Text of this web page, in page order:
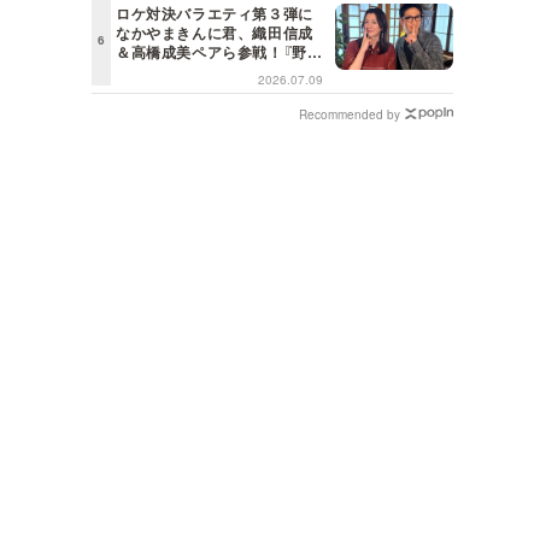
ロケ対決バラエティ第３弾に
なかやまきんに君、織田信成
＆高橋成美ペアら参戦！『野々
村友紀子を黙らせろ！』１２日
（日）昼に放送！
2026.07.09
Recommended by